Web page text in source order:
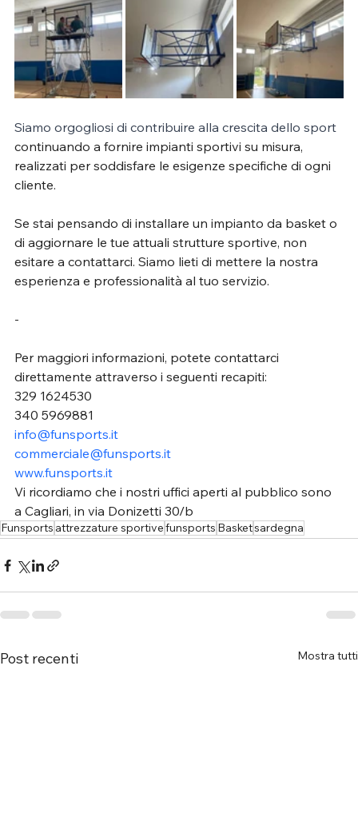
Siamo orgogliosi di contribuire alla crescita dello sport
continuando a fornire impianti sportivi su misura,
realizzati per soddisfare le esigenze specifiche di ogni
cliente.
Se stai pensando di installare un impianto da basket o
di aggiornare le tue attuali strutture sportive, non
esitare a contattarci. Siamo lieti di mettere la nostra
esperienza e professionalità al tuo servizio.
-
Per maggiori informazioni, potete contattarci
direttamente attraverso i seguenti recapiti:
329 1624530
340 5969881
info@funsports.it
commerciale@funsports.it
www.funsports.it
Vi ricordiamo che i nostri uffici aperti al pubblico sono
a Cagliari, in via Donizetti 30/b
Funsports attrezzature sportivefunsports Basketsardegna
Post recenti Mostra tutti